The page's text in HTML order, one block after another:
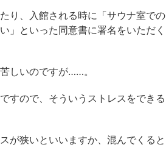
り、入館される時に「サウナ室での
」といった同意書に署名をいただく
しいのですが……。
すので、そういうストレスをできる
が狭いといいますか、混んでくると